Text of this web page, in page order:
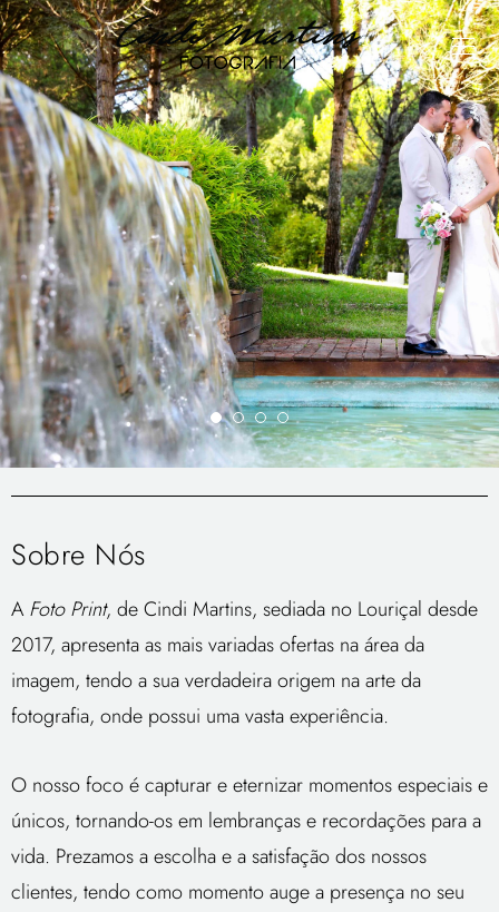
Sobre Nós
A Foto Print, de Cindi Martins, sediada no Louriçal desde
2017, apresenta as mais variadas ofertas na área da
imagem, tendo a sua verdadeira origem na arte da
fotografia, onde possui uma vasta experiência.
O nosso foco é capturar e eternizar momentos especiais e
únicos, tornando-os em lembranças e recordações para a
vida. Prezamos a escolha e a satisfação dos nossos
clientes, tendo como momento auge a presença no seu